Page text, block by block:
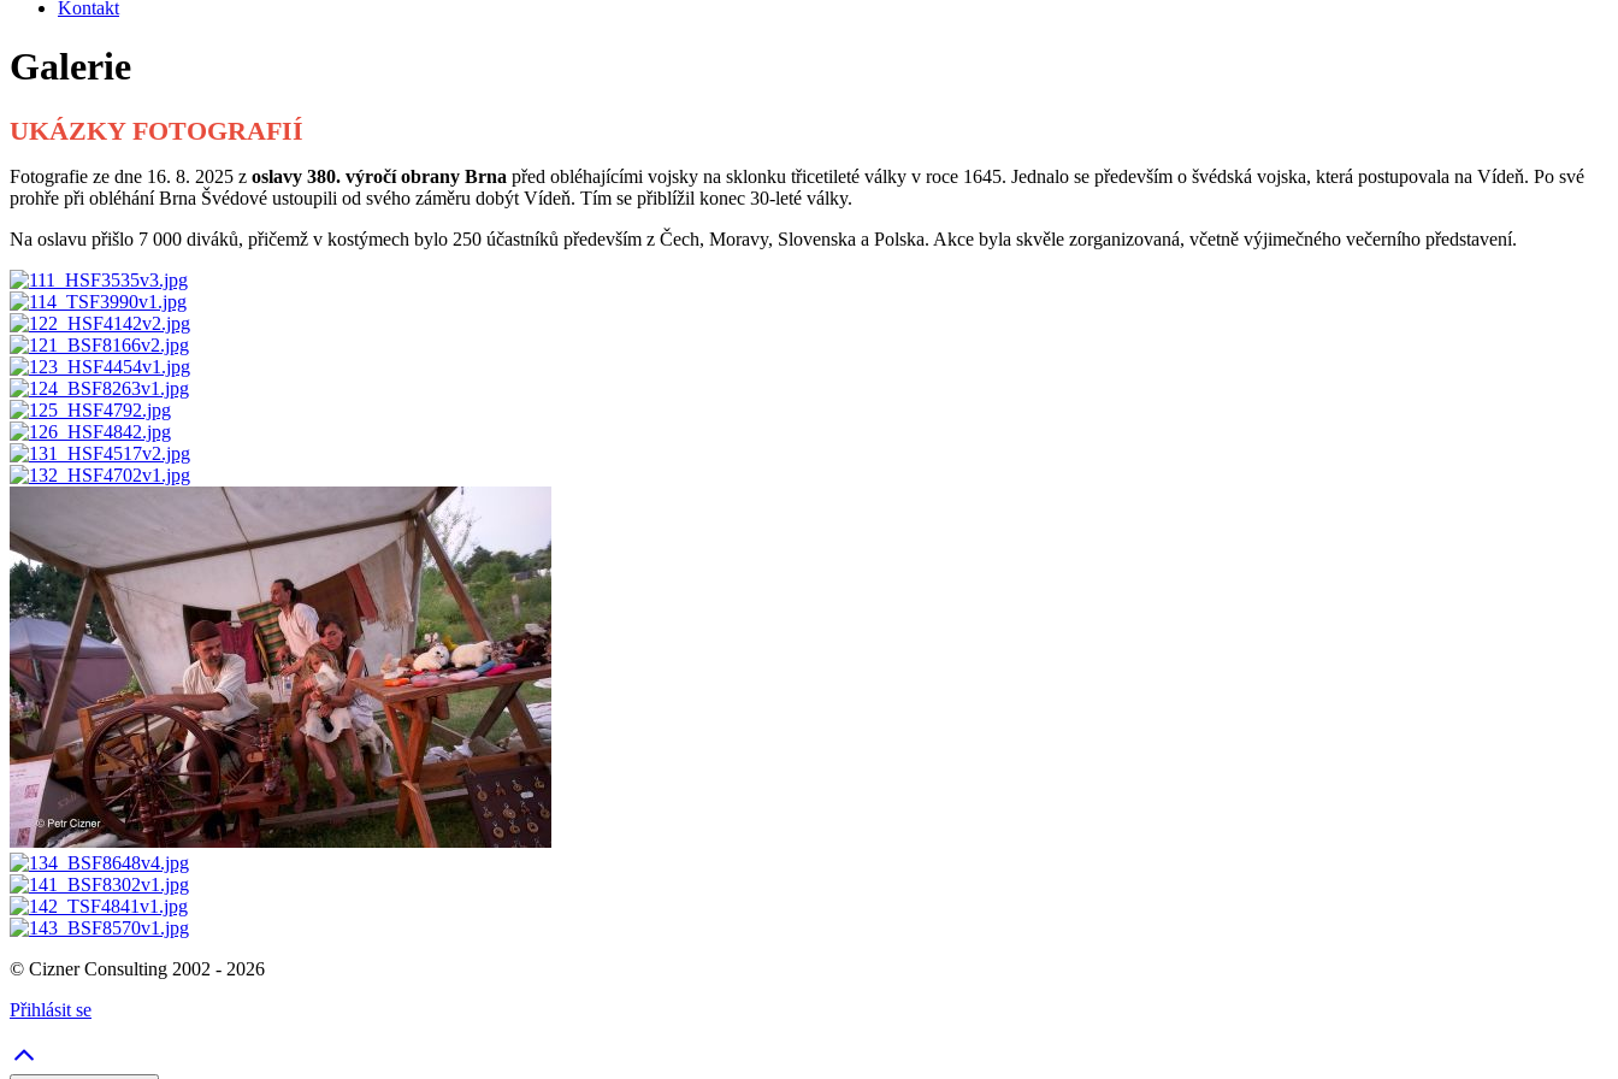
Kontakt
Galerie
UKÁZKY FOTOGRAFIÍ
Fotografie ze dne 16. 8. 2025 z oslavy 380. výročí obrany Brna před obléhajícími vojsky na sklonku třicetileté války v roce 1645. Jednalo se především o švédská vojska, která postupovala na Vídeň. Po své
prohře při obléhání Brna Švédové ustoupili od svého záměru dobýt Vídeň. Tím se přiblížil konec 30-leté války.
Na oslavu přišlo 7 000 diváků, přičemž v kostýmech bylo 250 účastníků především z Čech, Moravy, Slovenska a Polska. Akce byla skvěle zorganizovaná, včetně výjimečného večerního představení.
© Cizner Consulting 2002 - 2026
Přihlásit se